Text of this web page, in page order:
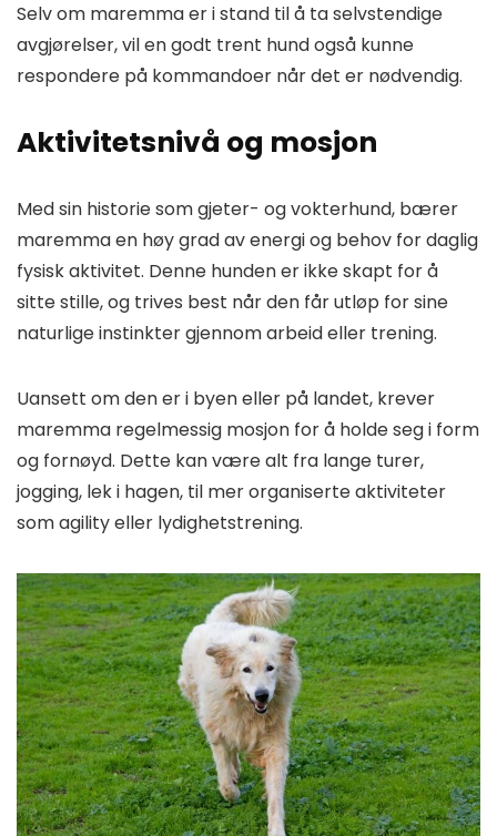
Selv om maremma er i stand til å ta selvstendige
avgjørelser, vil en godt trent hund også kunne
respondere på kommandoer når det er nødvendig.
Aktivitetsnivå og mosjon
Med sin historie som gjeter- og vokterhund, bærer
maremma en høy grad av energi og behov for daglig
fysisk aktivitet. Denne hunden er ikke skapt for å
sitte stille, og trives best når den får utløp for sine
naturlige instinkter gjennom arbeid eller trening.
Uansett om den er i byen eller på landet, krever
maremma regelmessig mosjon for å holde seg i form
og fornøyd. Dette kan være alt fra lange turer,
jogging, lek i hagen, til mer organiserte aktiviteter
som agility eller lydighetstrening.